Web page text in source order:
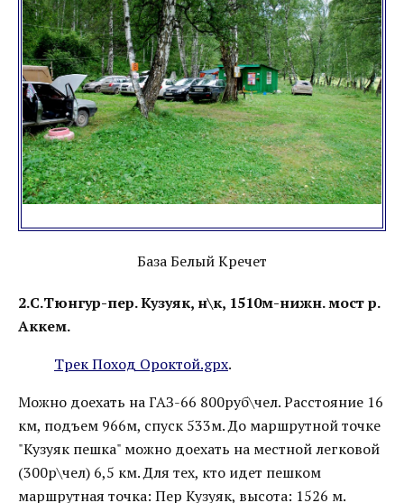
База Белый Кречет
2.С.Тюнгур-пер. Кузуяк, н\к, 1510м-нижн. мост р.
Аккем.
Трек Поход Ороктой.gpx.
Можно доехать на ГАЗ-66 800руб\чел. Расстояние 16
км, подъем 966м, спуск 533м. До маршрутной точке
"Кузуяк пешка" можно доехать на местной легковой
(300р\чел) 6,5 км. Для тех, кто идет пешком
маршрутная точка: Пер Кузуяк, высота: 1526 м.